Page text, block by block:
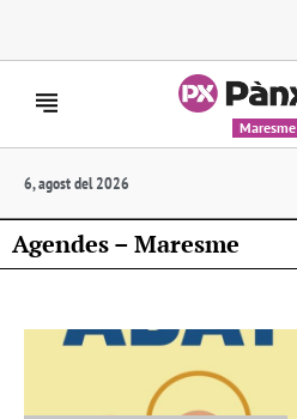
Maresme
6, agost del 2026
Agendes – Maresme